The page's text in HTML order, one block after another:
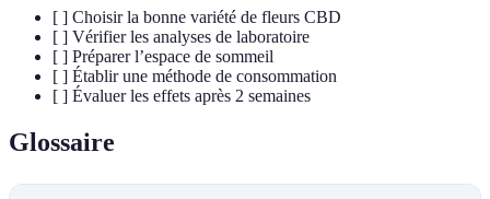
[ ] Choisir la bonne variété de fleurs CBD
[ ] Vérifier les analyses de laboratoire
[ ] Préparer l’espace de sommeil
[ ] Établir une méthode de consommation
[ ] Évaluer les effets après 2 semaines
Glossaire